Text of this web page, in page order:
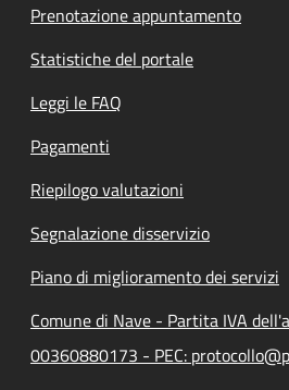
Prenotazione appuntamento
Statistiche del portale
Leggi le FAQ
Pagamenti
Riepilogo valutazioni
Segnalazione disservizio
Piano di miglioramento dei servizi
Comune di Nave - Partita IVA
00360880173 - PEC: